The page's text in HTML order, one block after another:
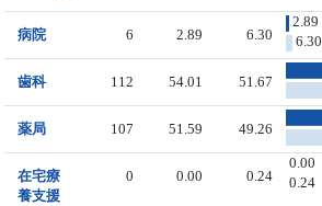
病院 6 2.89 6.30
2.89
6.30
歯科 112 54.01 51.67
薬局 107 51.59 49.26
在宅療
養支援
0 0.00 0.24
0.00
0.24